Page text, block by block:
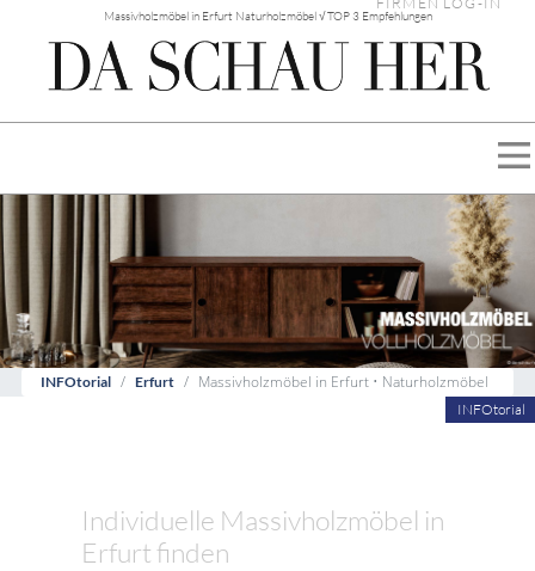
Massivholzmöbel in Erfurt Naturholzmöbel √ TOP 3 Empfehlungen
INFOtorial Erfurt
Massivholzmöbel in Erfurt • Naturholzmöbel
INFOtorial
Individuelle Massivholzmöbel in
Erfurt finden